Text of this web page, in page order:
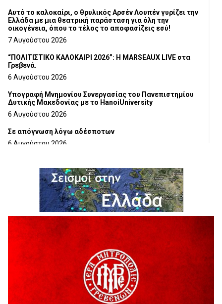
Αυτό το καλοκαίρι, ο θρυλικός Αρσέν Λουπέν γυρίζει την
Ελλάδα με μια θεατρική παράσταση για όλη την
οικογένεια, όπου το τέλος το αποφασίζεις εσύ!
7 Αυγούστου 2026
“ΠΟΛΙΤΙΣΤΙΚΟ ΚΑΛΟΚΑΙΡΙ 2026”: Η MARSEAUX LIVE στα
Γρεβενά.
6 Αυγούστου 2026
Υπογραφή Μνημονίου Συνεργασίας του Πανεπιστημίου
Δυτικής Μακεδονίας με το HanoiUniversity
6 Αυγούστου 2026
Σε απόγνωση λόγω αδέσποτων
6 Αυγούστου 2026
6 Αυγούστου 2026
Ολοκληρώνεται η ασφαλτόστρωση της οδού Περιβόλι –
6 Αυγούστου 2026
H παραδοχή λαθών είναι (και) δύναμη
5 Αυγούστου 2026
Ο ΑΝΔΡΕΑΣ ΑΣΛΑΝΙΔΗΣ ΣΥΝΕΧΙΖΕΙ ΣΤΟΝ ΠΡΩΤΕΑ
ΓΡΕΒΕΝΩΝ
5 Αυγούστου 2026
Ευχαριστήριο Εκπολιτιστικού Συλλόγου Ταξιάρχη προς κ.
Παρασχάκη Αθανάσιο